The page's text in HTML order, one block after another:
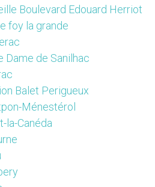
Boulevard Edouard Herriot
foy la grande
Dame de Sanilhac
Balet Perigueux
Ménestérol
la-Canéda